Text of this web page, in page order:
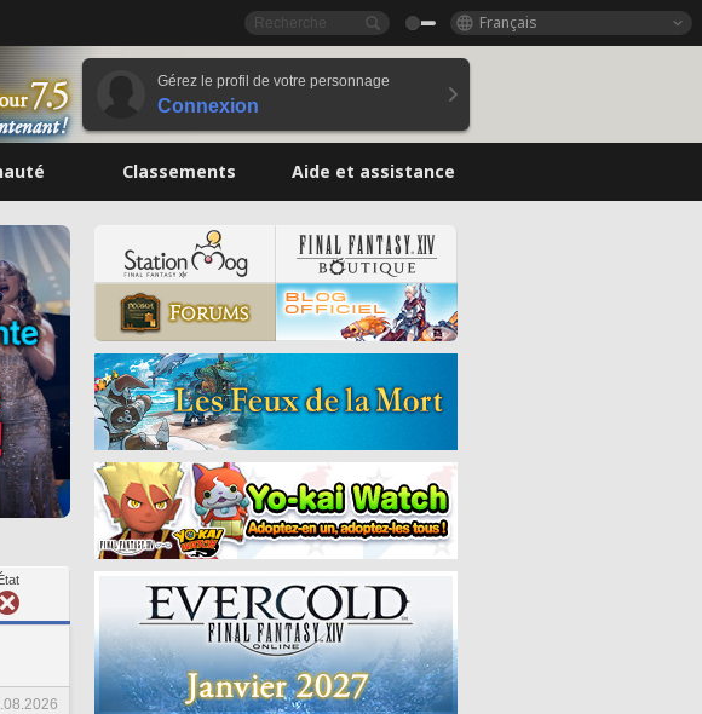
Français
Gérez le profil de votre personnage
Connexion
Classements Aide et assistance